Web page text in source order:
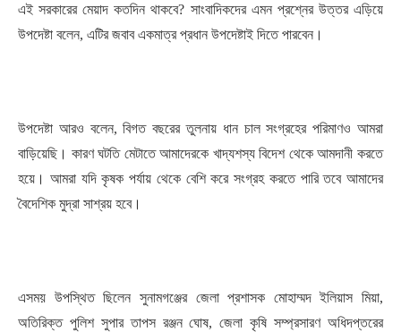
এই সরকারের মেয়াদ কতদিন থাকবে? সাংবাদিকদের এমন প্রশ্নের উত্তর এড়িয়ে
উপদেষ্টা বলেন, এটির জবাব একমাত্র প্রধান উপদেষ্টাই দিতে পারবেন।
উপদেষ্টা আরও বলেন, বিগত বছরের তুলনায় ধান চাল সংগ্রহের পরিমাণও আমরা
বাড়িয়েছি। কারণ ঘটতি মেটাতে আমাদেরকে খাদ্যশস্য বিদেশ থেকে আমদানী করতে
হয়ে। আমরা যদি কৃষক পর্যায় থেকে বেশি করে সংগ্রহ করতে পারি তবে আমাদের
বৈদেশিক মুদ্রা সাশ্রয় হবে।
এসময় উপস্থিত ছিলেন সুনামগঞ্জের জেলা প্রশাসক মোহাম্মদ ইলিয়াস মিয়া,
অতিরিক্ত পুলিশ সুপার তাপস রঞ্জন ঘোষ, জেলা কৃষি সম্প্রসারণ অধিদপ্তরের